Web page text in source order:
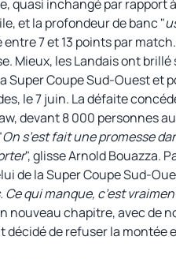
quasi inchangé par rapport
et la profondeur de banc "
7 et 13 points par
Mieux, les Landais ont
Super Coupe Sud-Ouest et
le 7 juin. La défaite
devant 8 000 personnes
On s’est fait une promesse
", glisse Arnold Bouazza.
de la Super Coupe Sud-
Ce qui manque, c’est
nouveau chapitre, avec de
de refuser la montée